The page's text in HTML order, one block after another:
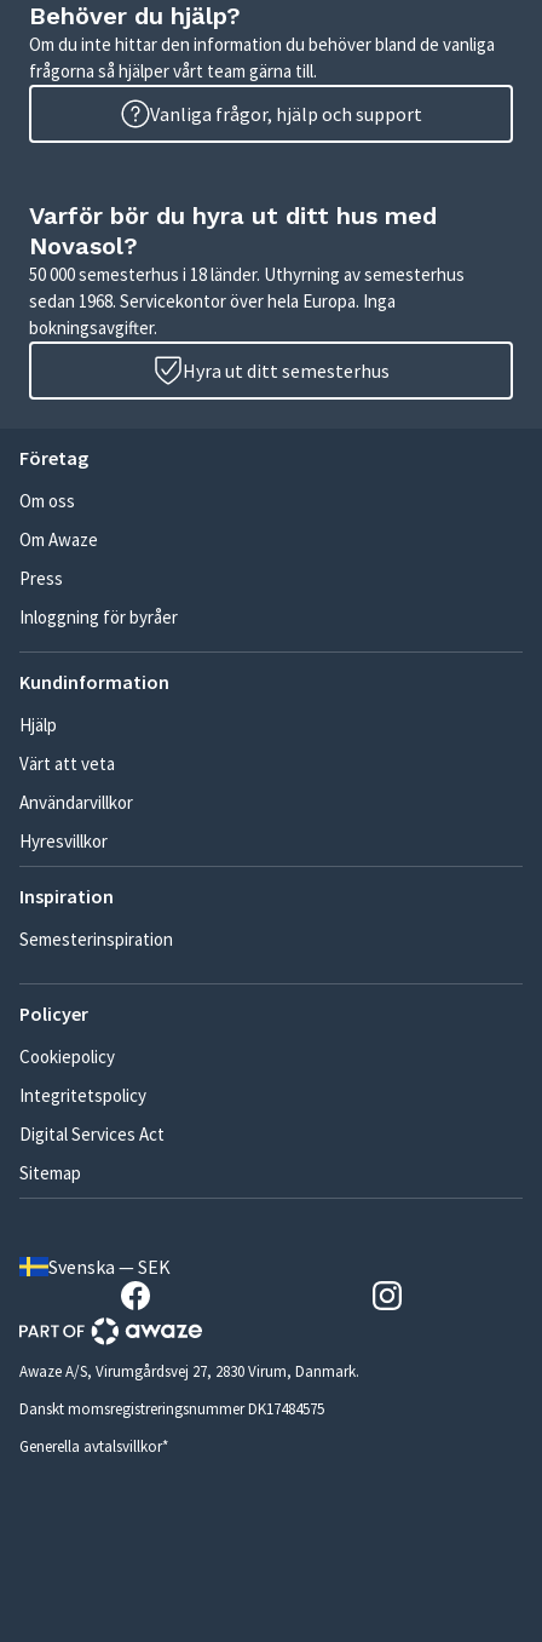
Behöver du hjälp?
Om du inte hittar den information du behöver bland de vanliga
frågorna så hjälper vårt team gärna till.
Vanliga frågor, hjälp och support
Varför bör du hyra ut ditt hus med
Novasol?
50 000 semesterhus i 18 länder. Uthyrning av semesterhus
sedan 1968. Servicekontor över hela Europa. Inga
bokningsavgifter.
Hyra ut ditt semesterhus
Företag
Om oss
Om Awaze
Press
Inloggning för byråer
Kundinformation
Hjälp
Värt att veta
Användarvillkor
Hyresvillkor
Inspiration
Semesterinspiration
Policyer
Cookiepolicy
Integritetspolicy
Digital Services Act
Sitemap
Svenska — SEK
Awaze A/S, Virumgårdsvej 27, 2830 Virum, Danmark.
Danskt momsregistreringsnummer DK17484575
Generella avtalsvillkor*